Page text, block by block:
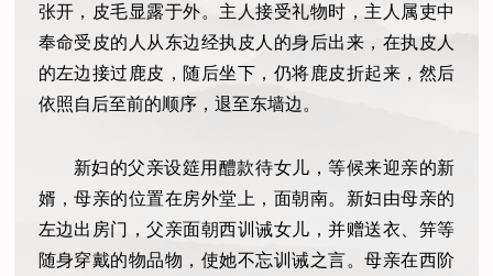
张开，皮毛显露于外。主人接受礼物时，主人属吏中
奉命受皮的人从东边经执皮人的身后出来，在执皮人
的左边接过鹿皮，随后坐下，仍将鹿皮折起来，然后
依照自后至前的顺序，退至东墙边。
新妇的父亲设筵用醴款待女儿，等候来迎亲的新
婿，母亲的位置在房外堂上，面朝南。新妇由母亲的
左边出房门，父亲面朝西训诫女儿，并赠送衣、笄等
随身穿戴的物品物，使她不忘训诫之言。母亲在西阶